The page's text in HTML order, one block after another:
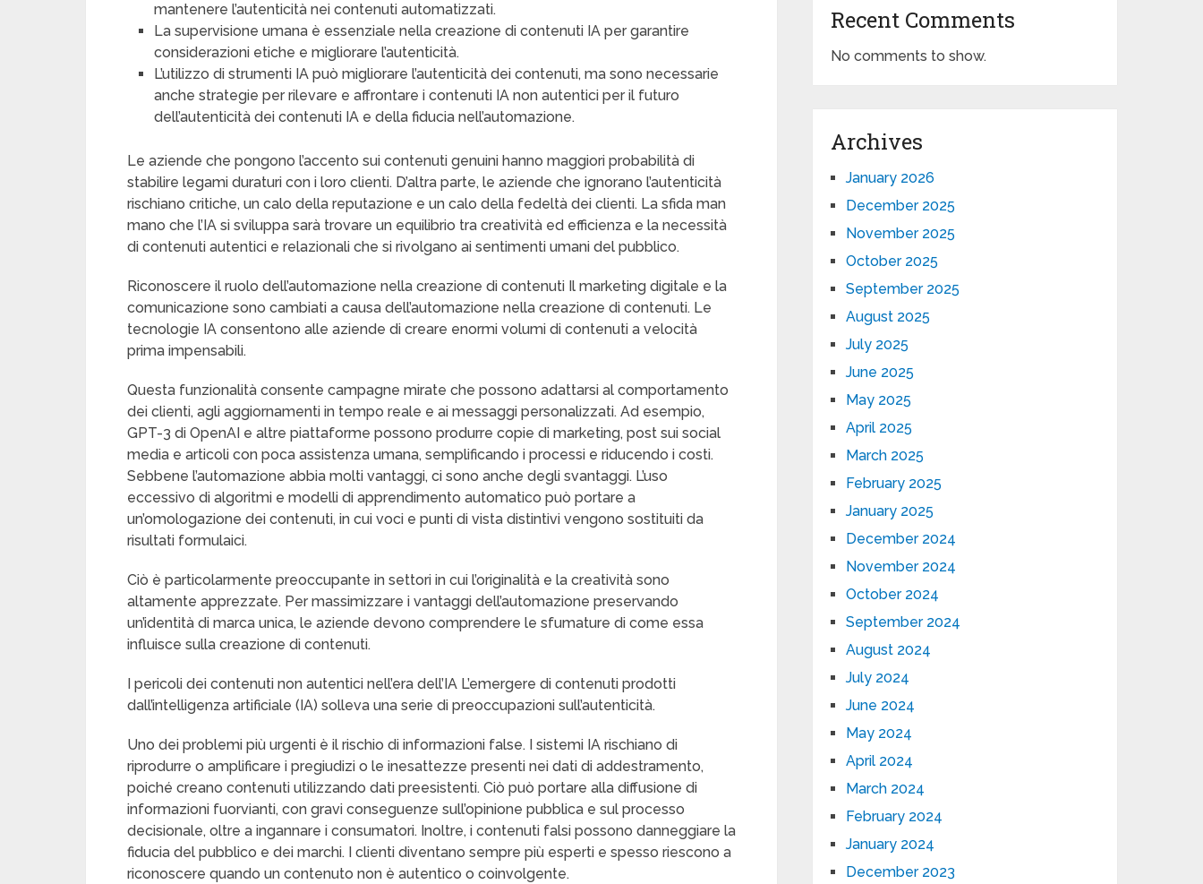
mantenere l’autenticità nei contenuti automatizzati.
La supervisione umana è essenziale nella creazione di contenuti IA per garantire
considerazioni etiche e migliorare l’autenticità.
L’utilizzo di strumenti IA può migliorare l’autenticità dei contenuti, ma sono necessarie
anche strategie per rilevare e affrontare i contenuti IA non autentici per il futuro
dell’autenticità dei contenuti IA e della fiducia nell’automazione.
Le aziende che pongono l’accento sui contenuti genuini hanno maggiori probabilità di
stabilire legami duraturi con i loro clienti. D’altra parte, le aziende che ignorano l’autenticità
rischiano critiche, un calo della reputazione e un calo della fedeltà dei clienti. La sfida man
mano che l’IA si sviluppa sarà trovare un equilibrio tra creatività ed efficienza e la necessità
di contenuti autentici e relazionali che si rivolgano ai sentimenti umani del pubblico.
Riconoscere il ruolo dell’automazione nella creazione di contenuti Il marketing digitale e la
comunicazione sono cambiati a causa dell’automazione nella creazione di contenuti. Le
tecnologie IA consentono alle aziende di creare enormi volumi di contenuti a velocità
prima impensabili.
Questa funzionalità consente campagne mirate che possono adattarsi al comportamento
dei clienti, agli aggiornamenti in tempo reale e ai messaggi personalizzati. Ad esempio,
GPT-3 di OpenAI e altre piattaforme possono produrre copie di marketing, post sui social
media e articoli con poca assistenza umana, semplificando i processi e riducendo i costi.
Sebbene l’automazione abbia molti vantaggi, ci sono anche degli svantaggi. L’uso
eccessivo di algoritmi e modelli di apprendimento automatico può portare a
un’omologazione dei contenuti, in cui voci e punti di vista distintivi vengono sostituiti da
risultati formulaici.
Ciò è particolarmente preoccupante in settori in cui l’originalità e la creatività sono
altamente apprezzate. Per massimizzare i vantaggi dell’automazione preservando
un’identità di marca unica, le aziende devono comprendere le sfumature di come essa
influisce sulla creazione di contenuti.
I pericoli dei contenuti non autentici nell’era dell’IA L’emergere di contenuti prodotti
dall’intelligenza artificiale (IA) solleva una serie di preoccupazioni sull’autenticità.
Uno dei problemi più urgenti è il rischio di informazioni false. I sistemi IA rischiano di
riprodurre o amplificare i pregiudizi o le inesattezze presenti nei dati di addestramento,
poiché creano contenuti utilizzando dati preesistenti. Ciò può portare alla diffusione di
informazioni fuorvianti, con gravi conseguenze sull’opinione pubblica e sul processo
decisionale, oltre a ingannare i consumatori. Inoltre, i contenuti falsi possono danneggiare la
fiducia del pubblico e dei marchi. I clienti diventano sempre più esperti e spesso riescono a
riconoscere quando un contenuto non è autentico o coinvolgente.
Recent Comments
No comments to show.
Archives
January 2026
December 2025
November 2025
October 2025
September 2025
August 2025
July 2025
June 2025
May 2025
April 2025
March 2025
February 2025
January 2025
December 2024
November 2024
October 2024
September 2024
August 2024
July 2024
June 2024
May 2024
April 2024
March 2024
February 2024
January 2024
December 2023